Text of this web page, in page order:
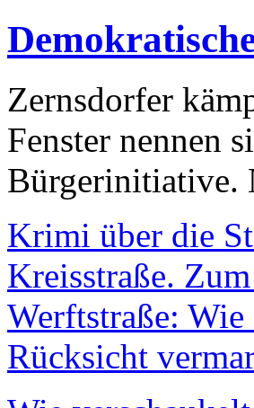
Zernsdorfer
Fenster nennen
Bürgerinitiative.
Krimi über die
Kreisstraße.
Werftstraße:
Rücksicht